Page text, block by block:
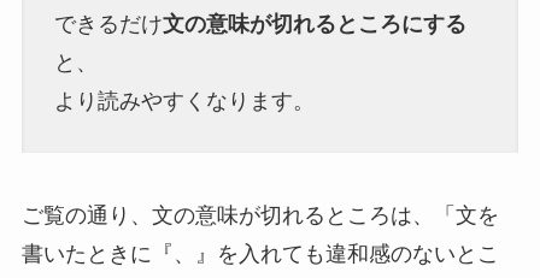
できるだけ文の意味が切れるところにする
と、
より読みやすくなります。
ご覧の通り、文の意味が切れるところは、「文を
書いたときに『、』を入れても違和感のないとこ